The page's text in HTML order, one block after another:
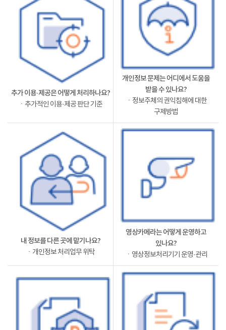
추가 이용·제공은 어떻게 처리하나요?
ㆍ추가적인 이용·제공 판단 기준
개인정보 문제는 어디에서 도움을
받을 수 있나요?
ㆍ정보주체의 권익침해에 대한
구제방법
내 정보를 다른 곳에 맡기나요?
ㆍ개인정보 처리업무 위탁
영상카메라는 어떻게 운영하고
있나요?
ㆍ영상정보처리기기 운영·관리